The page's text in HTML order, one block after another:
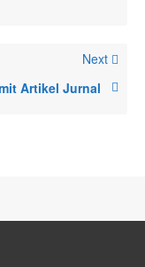
Next
Artikel Jurnal